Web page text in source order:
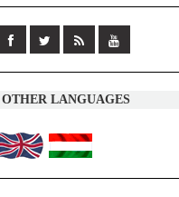
OTHER LANGUAGES